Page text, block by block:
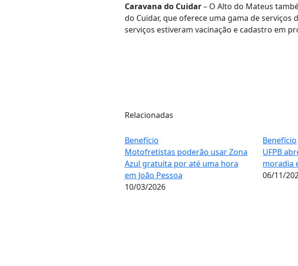
Caravana do Cuidar– O Alto do Mateus
do Cuidar, que oferece uma gama de
serviços estiveram vacinação e cadastro em
Relacionadas
Benefício
Motofretistas poderão usar Zona
Azul gratuita por até uma hora
em João Pessoa
10/03/2026
Benefício
UFPB
moradia
06/11/